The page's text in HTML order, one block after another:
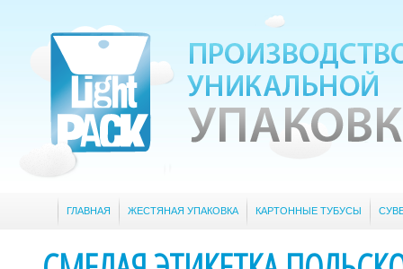
ГЛАВНАЯ ЖЕСТЯНАЯ УПАКОВКА КАРТОННЫЕ ТУБУСЫ